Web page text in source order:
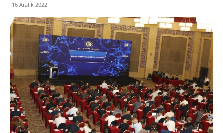
16 Aralık 2022